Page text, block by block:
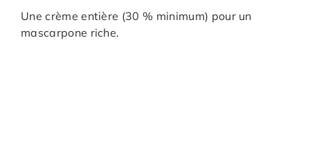
Une crème entière (30 % minimum) pour un
mascarpone riche.